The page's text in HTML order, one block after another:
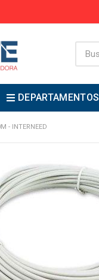
DEPARTAMENTOS
- INTERNEED